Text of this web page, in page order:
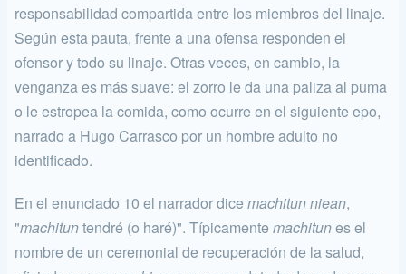
responsabilidad compartida entre los miembros del linaje.
Según esta pauta, frente a una ofensa respon­den el
ofensor y todo su linaje. Otras veces, en cambio, la
venganza es más suave: el zorro le da una paliza al puma
o le estropea la comi­da, como ocurre en el siguiente epo,
narrado a Hugo Carrasco por un hombre adulto no
identificado.
En el enunciado 10 el narrador dice machitun niean,
"machituntendré (o haré)". Típicamente machitunes el
nombre de un ceremonial de recuperación de la salud,